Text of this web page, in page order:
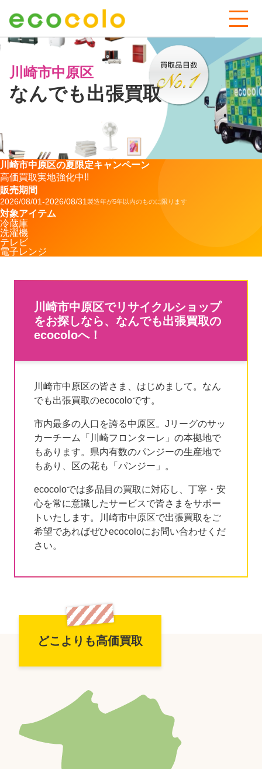
川崎市中原区
なんでも出張買取
川崎市中原区の夏限定キャンペーン
高価買取実地強化中!!
販売期間
2026/08/01-2026/08/31 製造年が5年以内のものに限ります
対象アイテム
冷蔵庫
洗濯機
テレビ
電子レンジ
川崎市中原区でリサイクルショップ
をお探しなら、なんでも出張買取の
ecocoloへ！
川崎市中原区の皆さま、はじめまして。なん
でも出張買取のecocoloです。
市内最多の人口を誇る中原区。Jリーグのサッ
カーチーム「川崎フロンターレ」の本拠地で
もあります。県内有数のパンジーの生産地で
もあり、区の花も「パンジー」。
ecocoloでは多品目の買取に対応し、丁寧・安
心を常に意識したサービスで皆さまをサポー
トいたします。川崎市中原区で出張買取をご
希望であればぜひecocoloにお問い合わせくだ
さい。
どこよりも高価買取